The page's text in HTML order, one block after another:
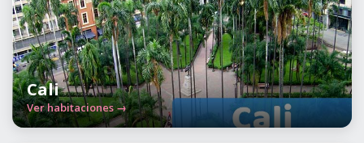
Cali
Ver habitaciones →